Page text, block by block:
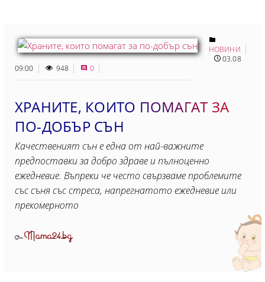
НОВИНИ
03.08
09:00
948 0
ХРАНИТЕ, КОИТО ПОМАГАТ ЗА
ПО-ДОБЪР СЪН
Качественият сън е една от най-важните
предпоставки за добро здраве и пълноценно
ежедневие. Въпреки че често свързваме проблемите
със съня със стреса, напрегнатото ежедневие или
прекомерното
ОтMama24.bg